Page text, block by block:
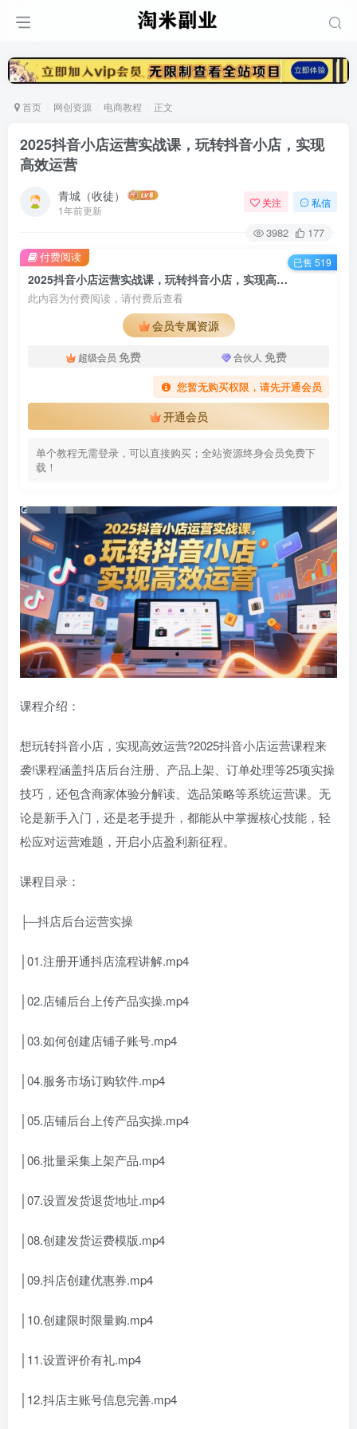
首页 网创资源 电商教程 正文
2025抖音小店运营实战课，玩转抖音小店，实现
高效运营
青城（收徒）
1年前更新
关注 私信
3982 177
2025抖音小店运营实战课，玩转抖音小店，实现高效运营
此内容为付费阅读，请付费后查看
会员专属资源
超级会员 免费 合伙人 免费
您暂无购买权限，请先开通会员
开通会员
单个教程无需登录，可以直接购买；全站资源终身会员免费下
载！
付费阅读 已售 519
课程介绍：
想玩转抖音小店，实现高效运营?2025抖音小店运营课程来
袭!课程涵盖抖店后台注册、产品上架、订单处理等25项实操
技巧，还包含商家体验分解读、选品策略等系统运营课。无
论是新手入门，还是老手提升，都能从中掌握核心技能，轻
松应对运营难题，开启小店盈利新征程。
课程目录：
├─抖店后台运营实操
│01.注册开通抖店流程讲解.mp4
│02.店铺后台上传产品实操.mp4
│03.如何创建店铺子账号.mp4
│04.服务市场订购软件.mp4
│05.店铺后台上传产品实操.mp4
│06.批量采集上架产品.mp4
│07.设置发货退货地址.mp4
│08.创建发货运费模版.mp4
│09.抖店创建优惠券.mp4
│10.创建限时限量购.mp4
│11.设置评价有礼.mp4
│12.抖店主账号信息完善.mp4